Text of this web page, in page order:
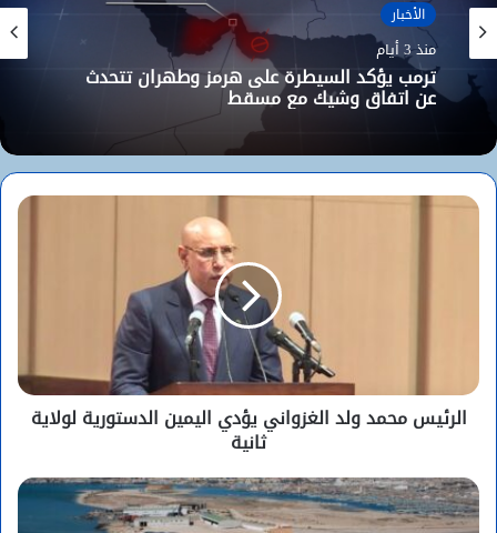
الأخبار
منذ 3 أيام
ترمب يؤكد السيطرة على هرمز وطهران تتحدث
عن اتفاق وشيك مع مسقط
الرئيس محمد ولد الغزواني يؤدي اليمين الدستورية لولاية
ثانية